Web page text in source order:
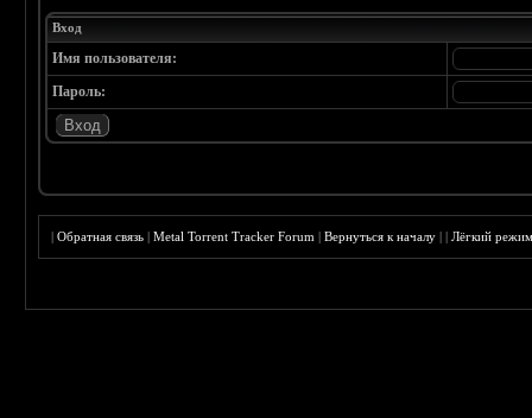
Вход
Имя пользователя:
Пароль:
|Обратная связь |Metal Torrent Tracker Forum |Вернуться к началу ||Лёгкий